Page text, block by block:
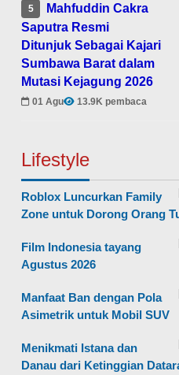
5
Mahfuddin Cakra
Saputra Resmi
Ditunjuk Sebagai Kajari
Sumbawa Barat dalam
Mutasi Kejagung 2026
01 Agu 13.9K pembaca
Lifestyle
Roblox Luncurkan Family
Zone untuk Dorong Orang
Film Indonesia tayang
Agustus 2026
Manfaat Ban dengan Pola
Asimetrik untuk Mobil SUV
Menikmati Istana dan
Danau dari Ketinggian